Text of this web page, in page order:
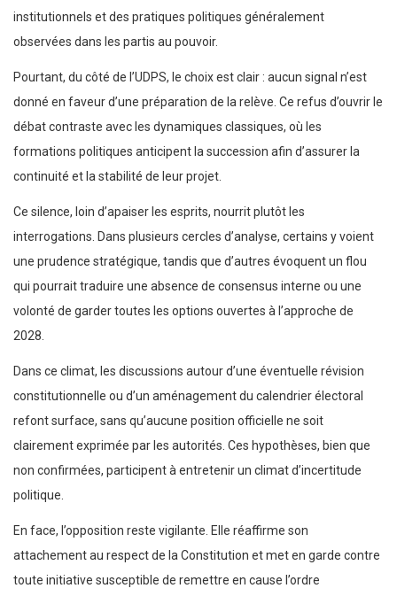
institutionnels et des pratiques politiques généralement
observées dans les partis au pouvoir.
Pourtant, du côté de l’UDPS, le choix est clair : aucun signal n’est
donné en faveur d’une préparation de la relève. Ce refus d’ouvrir le
débat contraste avec les dynamiques classiques, où les
formations politiques anticipent la succession afin d’assurer la
continuité et la stabilité de leur projet.
Ce silence, loin d’apaiser les esprits, nourrit plutôt les
interrogations. Dans plusieurs cercles d’analyse, certains y voient
une prudence stratégique, tandis que d’autres évoquent un flou
qui pourrait traduire une absence de consensus interne ou une
volonté de garder toutes les options ouvertes à l’approche de
2028.
Dans ce climat, les discussions autour d’une éventuelle révision
constitutionnelle ou d’un aménagement du calendrier électoral
refont surface, sans qu’aucune position officielle ne soit
clairement exprimée par les autorités. Ces hypothèses, bien que
non confirmées, participent à entretenir un climat d’incertitude
politique.
En face, l’opposition reste vigilante. Elle réaffirme son
attachement au respect de la Constitution et met en garde contre
toute initiative susceptible de remettre en cause l’ordre